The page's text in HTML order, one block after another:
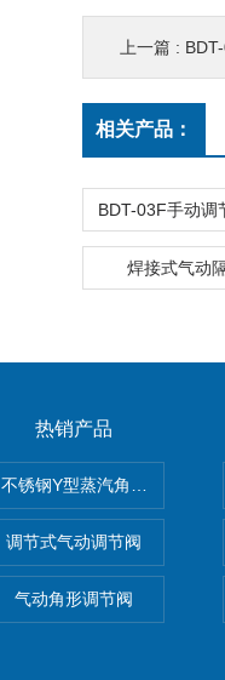
上一篇 :
相关产品：
焊接式气动
热销产品
不锈钢Y型蒸汽角座阀
调节式气动调节阀
气动角形调节阀